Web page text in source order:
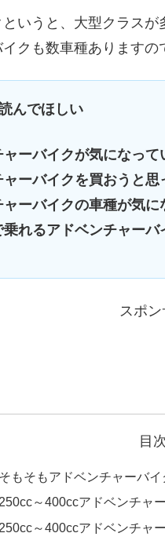
いうと、大型クラス
クも数車種ありますの
んでほしい
ャーバイクが気になって
ャーバイクを買おうと思
ャーバイクの車種が気に
乗れるアドベンチャー
スポン
目次
もそもアドベンチャーバイ
～400ccアドベンチャ
～400ccアドベンチャ